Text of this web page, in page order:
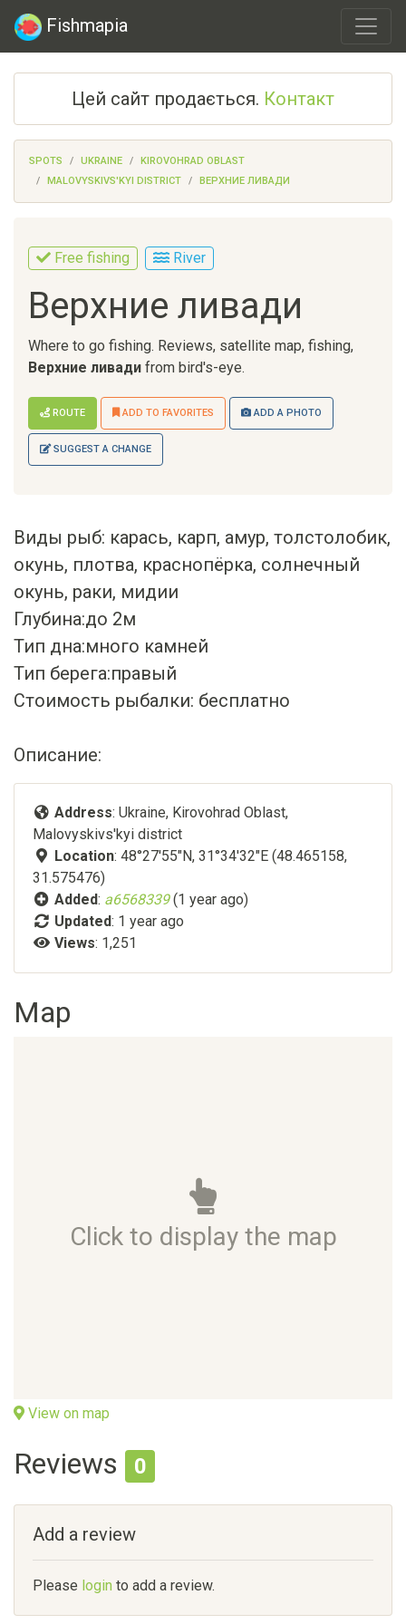
Fishmapia
Цей сайт продається. Контакт
SPOTS UKRAINE
KIROVOHRAD OBLAST
MALOVYSKIVS'KYI DISTRICT
ВЕРХНИЕ ЛИВАДИ
Free fishing River
Верхние ливади
Where to go fishing. Reviews, satellite map, fishing,
Верхние ливади from bird's-eye.
ROUTE ADD TO FAVORITES ADD A PHOTO
SUGGEST A CHANGE
Виды рыб: карась, карп, амур, толстолобик,
окунь, плотва, краснопёрка, солнечный
окунь, раки, мидии
Глубина:до 2м
Тип дна:много камней
Тип берега:правый
Стоимость рыбалки: бесплатно
Описание:
Address: Ukraine, Kirovohrad Oblast,
Malovyskivs'kyi district
Location: 48°27'55"N, 31°34'32"E (48.465158,
31.575476)
Added: a6568339 (1 year ago)
Updated: 1 year ago
Views: 1,251
Map
Click to display the map
View on map
Reviews 0
Add a review
Please login to add a review.